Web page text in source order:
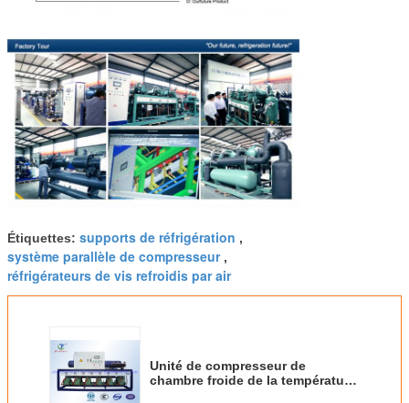
Étiquettes: supports de réfrigération ,
système parallèle de compresseur,
réfrigérateurs de vis refroidis par air
Unité de compresseur de
chambre froide de la température